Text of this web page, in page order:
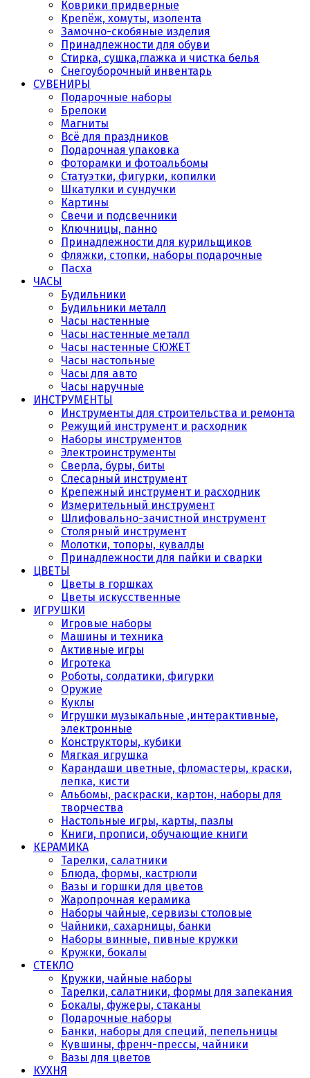
Коврики придверные
Крепёж, хомуты, изолента
Замочно-скобяные изделия
Принадлежности для обуви
Стирка, сушка,глажка и чистка белья
Снегоуборочный инвентарь
СУВЕНИРЫ
Подарочные наборы
Брелоки
Магниты
Всё для праздников
Подарочная упаковка
Фоторамки и фотоальбомы
Статуэтки, фигурки, копилки
Шкатулки и сундучки
Картины
Свечи и подсвечники
Ключницы, панно
Принадлежности для курильщиков
Фляжки, стопки, наборы подарочные
Пасха
ЧАСЫ
Будильники
Будильники металл
Часы настенные
Часы настенные металл
Часы настенные СЮЖЕТ
Часы настольные
Часы для авто
Часы наручные
ИНСТРУМЕНТЫ
Инструменты для строительства и ремонта
Режущий инструмент и расходник
Наборы инструментов
Электроинструменты
Сверла, буры, биты
Слесарный инструмент
Крепежный инструмент и расходник
Измерительный инструмент
Шлифовально-зачистной инструмент
Столярный инструмент
Молотки, топоры, кувалды
Принадлежности для пайки и сварки
ЦВЕТЫ
Цветы в горшках
Цветы искусственные
ИГРУШКИ
Игровые наборы
Машины и техника
Активные игры
Игротека
Роботы, солдатики, фигурки
Оружие
Куклы
Игрушки музыкальные ,интерактивные,
электронные
Конструкторы, кубики
Мягкая игрушка
Карандаши цветные, фломастеры, краски,
лепка, кисти
Альбомы, раскраски, картон, наборы для
творчества
Настольные игры, карты, пазлы
Книги, прописи, обучающие книги
КЕРАМИКА
Тарелки, салатники
Блюда, формы, кастрюли
Вазы и горшки для цветов
Жаропрочная керамика
Наборы чайные, сервизы столовые
Чайники, сахарницы, банки
Наборы винные, пивные кружки
Кружки, бокалы
СТЕКЛО
Кружки, чайные наборы
Тарелки, салатники, формы для запекания
Бокалы, фужеры, стаканы
Подарочные наборы
Банки, наборы для специй, пепельницы
Кувшины, френч-прессы, чайники
Вазы для цветов
КУХНЯ